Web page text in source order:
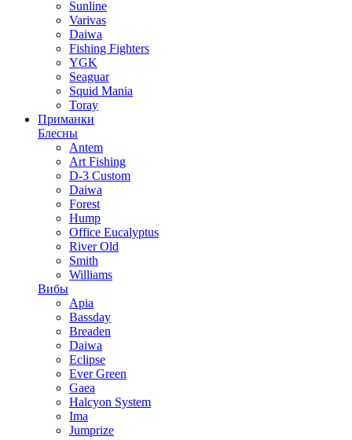
Sunline
Varivas
Daiwa
Fishing Fighters
YGK
Seaguar
Squid Mania
Toray
Приманки
Блесны
Antem
Art Fishing
D-3 Custom
Daiwa
Forest
Hump
Office Eucalyptus
River Old
Smith
Williams
Вибы
Apia
Bassday
Breaden
Daiwa
Eclipse
Ever Green
Gaea
Halcyon System
Ima
Jumprize